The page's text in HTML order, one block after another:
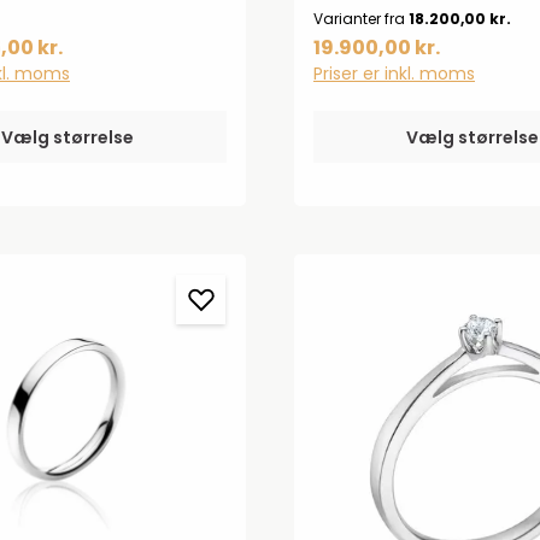
sin tidløse design ser
karat hvidguld, hvor
kr.
moms
Vælg størrelse
Fusion ringe. Se
vores mange Fusion ringe
Varianter fra 18.200,00 kr.
19.900,00 kr.
Priser er inkl. moms
Vælg størrelse